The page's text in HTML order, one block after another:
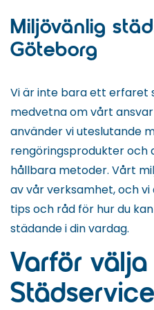
Miljövänlig
Göteborg
Vi är inte bara ett erfaret
medvetna om vårt
använder vi uteslutande
rengöringsprodukter
hållbara metoder. Vårt
av vår verksamhet, och
tips och råd för hur du
städande i din vardag.
Varför välja